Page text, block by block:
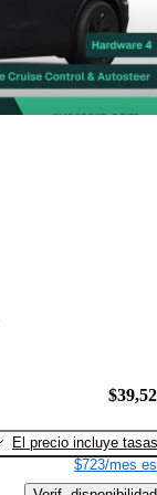
El precio incluye tasas
$723/mes